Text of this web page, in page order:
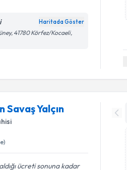
Haritada Göster
41780 Körfez/Kocaeli,
Savaş Yalçın
ücreti sonuna kadar